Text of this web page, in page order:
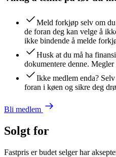
Meld forkjøp selv om
de foran deg kan velge å
ikke bindende å melde
Husk at du må ha
dokumentere denne.
Ikke medlem enda?
foran i køen og sikre deg
Bli medlem
Solgt for
Fastpris er budet selger har